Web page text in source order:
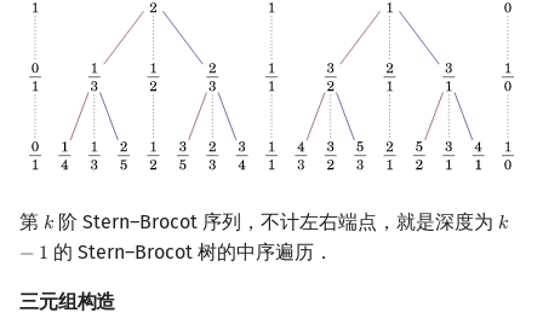
LGV 引理
最大团搜索算法
支配树
第 𝑘
k 阶 Stern–Brocot 序列，不计左右端点，就是深度为 𝑘
− 1
k−
的 Stern–Brocot 树的中序遍历．
三元组构造